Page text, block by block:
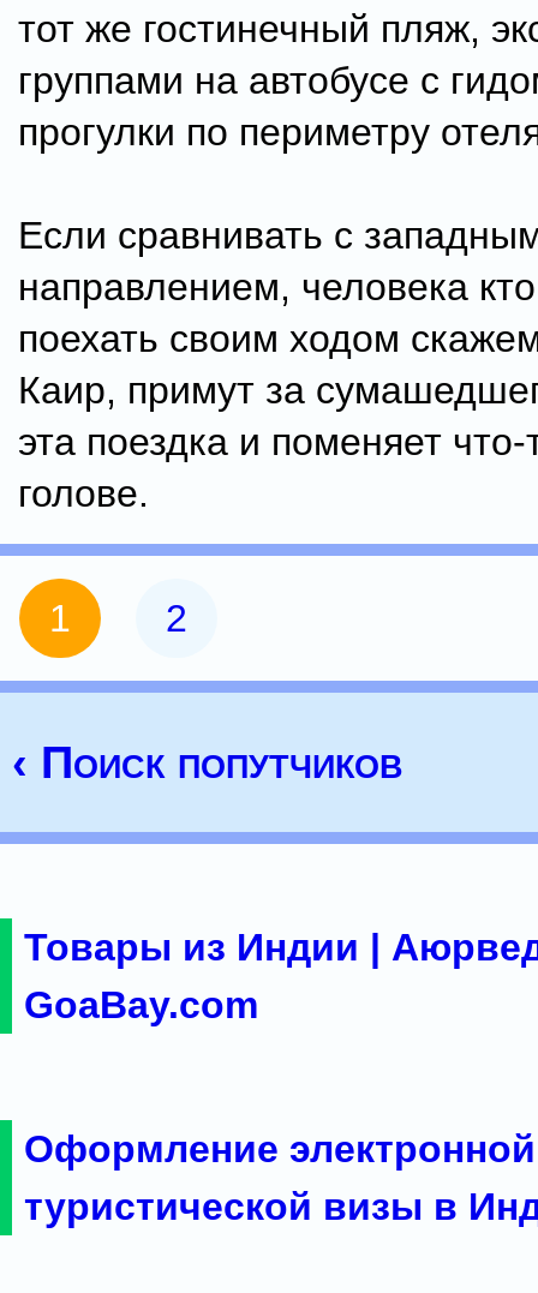
тот же гостинечный пляж,
группами на автобусе с
прогулки по периметру
Если сравнивать с
направлением, человека
поехать своим ходом
Каир, примут за
эта поездка и поменяет
голове.
1 2
‹ Поиск попутчиков
Товары из Индии |
GoaBay.com
Оформление электронной
туристической визы в